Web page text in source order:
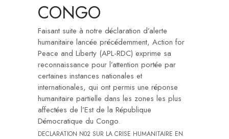
CONGO
Faisant suite à notre déclaration d’alerte
humanitaire lancée précédemment, Action for
Peace and Liberty (APL-RDC) exprime sa
reconnaissance pour l’attention portée par
certaines instances nationales et
internationales, qui ont permis une réponse
humanitaire partielle dans les zones les plus
affectées de l’Est de la République
Démocratique du Congo.
DECLARATION N02 SUR LA CRISE HUMANITAIRE EN